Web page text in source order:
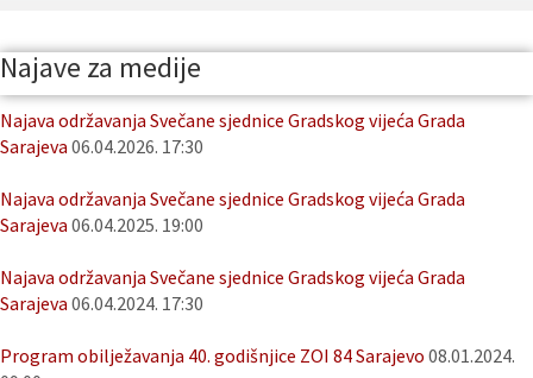
Najave za medije
Najava održavanja Svečane sjednice Gradskog vijeća Grada
Sarajeva 06.04.2026. 17:30
Najava održavanja Svečane sjednice Gradskog vijeća Grada
Sarajeva 06.04.2025. 19:00
Najava održavanja Svečane sjednice Gradskog vijeća Grada
Sarajeva 06.04.2024. 17:30
Program obilježavanja 40. godišnjice ZOI 84 Sarajevo 08.01.2024.